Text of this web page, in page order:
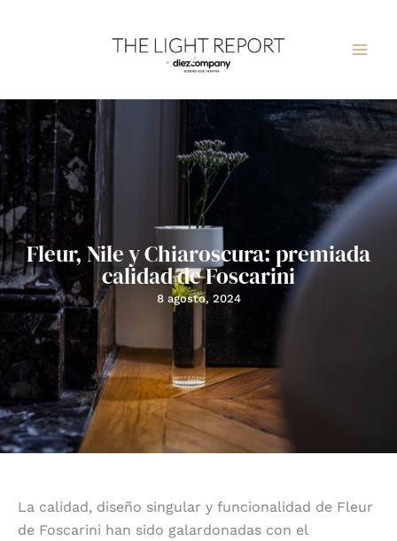
Fleur, Nile y Chiaroscura: premiada
calidad de Foscarini
8 agosto, 2024
La calidad, diseño singular y funcionalidad de Fleur
de Foscarini han sido galardonadas con el